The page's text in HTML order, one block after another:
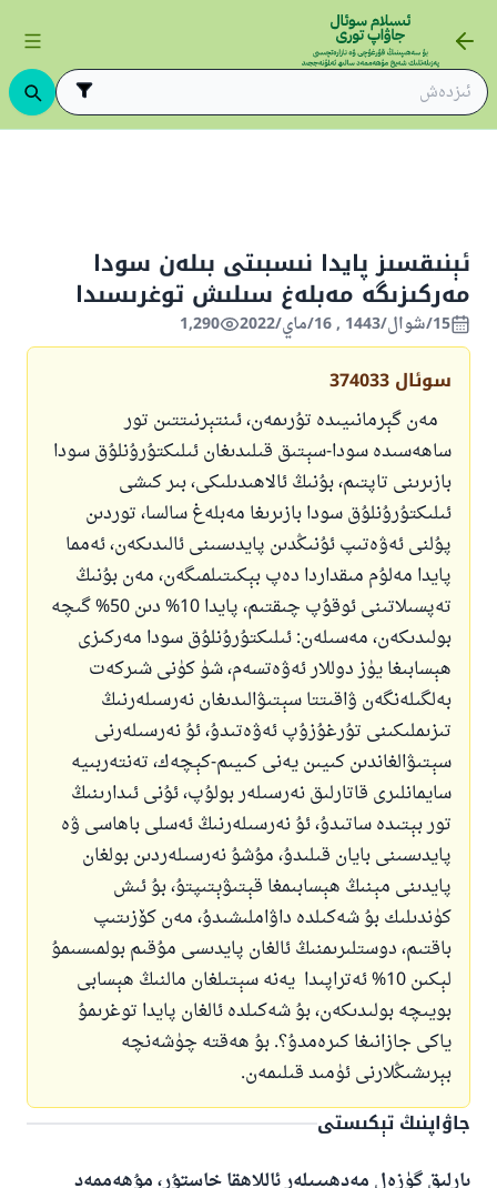
ئېنىقسىز پايدا نىسبىتى بىلەن سودا
مەركىزىگە مەبلەغ سىلىش توغرىسىدا
15/شوال/1443 , 16/ماي/2022 1,290
سوئال 374033
مەن گېرمانىيىدە تۇرىمەن، ئىنتېرنىتتىن تور
ساھەسىدە سودا-سېتىق قىلىدىغان ئىلىكتۇرۇنلۇق سودا
بازىرىنى تاپتىم، بۇنىڭ ئالاھىدىلىكى، بىر كىشى
ئىلىكتۇرۇنلۇق سودا بازىرىغا مەبلەغ سالسا، توردىن
پۇلنى ئەۋەتىپ ئۇنىڭدىن پايدىسىنى ئالىدىكەن، ئەمما
پايدا مەلۇم مىقداردا دەپ بېكىتىلمىگەن، مەن بۇنىڭ
تەپسىلاتىنى ئوقۇپ چىقتىم، پايدا 10% دىن 50% گىچە
بولىدىكەن، مەسىلەن: ئىلىكتۇرۇنلۇق سودا مەركىزى
ھېسابىغا يۈز دوللار ئەۋەتسەم، شۈ كۈنى شىركەت
بەلگىلەنگەن ۋاقىتتا سېتىۋالىدىغان نەرسىلەرنىڭ
تىزىملىكىنى تۇرغۇزۇپ ئەۋەتىدۇ، ئۇ نەرسىلەرنى
سېتىۋالغاندىن كىيىن يەنى كىيىم-كېچەك، تەنتەربىيە
سايمانلىرى قاتارلىق نەرسىلەر بولۇپ، ئۇنى ئىدارىنىڭ
تور بېتىدە ساتىدۇ، ئۇ نەرسىلەرنىڭ ئەسلى باھاسى ۋە
پايدىسىنى بايان قىلىدۇ، مۇشۇ نەرسىلەردىن بولغان
پايدىنى مېنىڭ ھېسابىمغا قېتىۋېتىپتۇ، بۇ ئىش
كۈندىلىك بۇ شەكىلدە داۋاملىشىدۇ، مەن كۆزىتىپ
باقتىم، دوستلىرىمنىڭ ئالغان پايدىسى مۇقىم بولمىسىمۇ
لېكىن 10% ئەتراپىدا يەنە سېتىلغان مالنىڭ ھېسابى
بويىچە بولىدىكەن، بۇ شەكىلدە ئالغان پايدا توغرىمۇ
ياكى جازانىغا كىرەمدۇ؟. بۇ ھەقتە چۈشەنچە
بېرىشىڭلارنى ئۈمىد قىلىمەن.
جاۋاپنىڭ تېكىستى
بارلىق گۈزەل مەدھىيىلەر ئاللاھقا خاستۇر، مۇھەممەد